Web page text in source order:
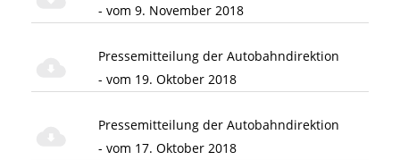
- vom 9. November 2018
Pressemitteilung der Autobahndirektion
- vom 19. Oktober 2018
Pressemitteilung der Autobahndirektion
- vom 17. Oktober 2018